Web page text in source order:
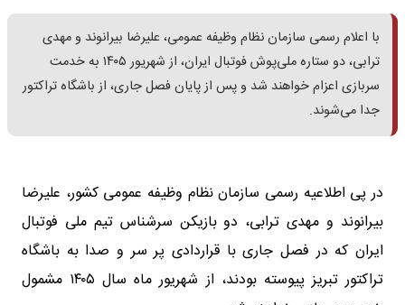
با اعلام رسمی سازمان نظام وظیفه عمومی، علیرضا بیرانوند و مهدی
ترابی، دو ستاره ملی‌پوش فوتبال ایران، از شهریور ۱۴۰۵ به خدمت
سربازی اعزام خواهند شد و پس از پایان فصل جاری، از باشگاه تراکتور
جدا می‌شوند.
در پی اطلاعیه رسمی سازمان نظام وظیفه عمومی کشور، علیرضا
بیرانوند و مهدی ترابی، دو بازیکن سرشناس تیم ملی فوتبال
ایران که در فصل جاری با قراردادی پر سر و صدا به باشگاه
تراکتور تبریز پیوسته بودند، از شهریور ماه سال ۱۴۰۵ مشمول